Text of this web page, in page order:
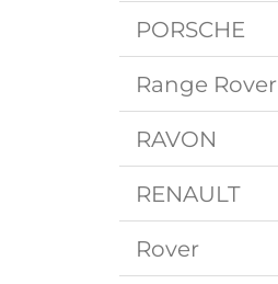
PORSCHE
Range Rover
RAVON
RENAULT
Rover